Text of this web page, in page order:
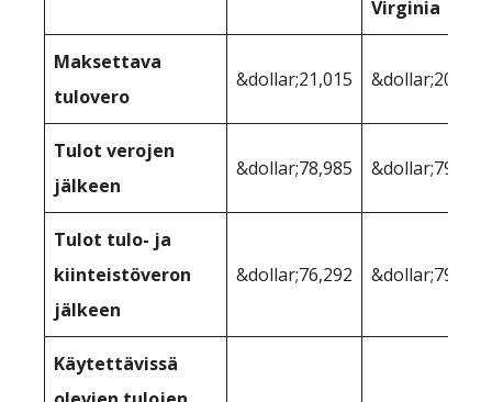
Virginia
Maksettava
tulovero
&dollar;21,015 &dollar;20,013
Tulot verojen
jälkeen
&dollar;78,985 &dollar;79,987
Tulot tulo- ja
kiinteistöveron
jälkeen
&dollar;76,292 &dollar;79,255
Käytettävissä